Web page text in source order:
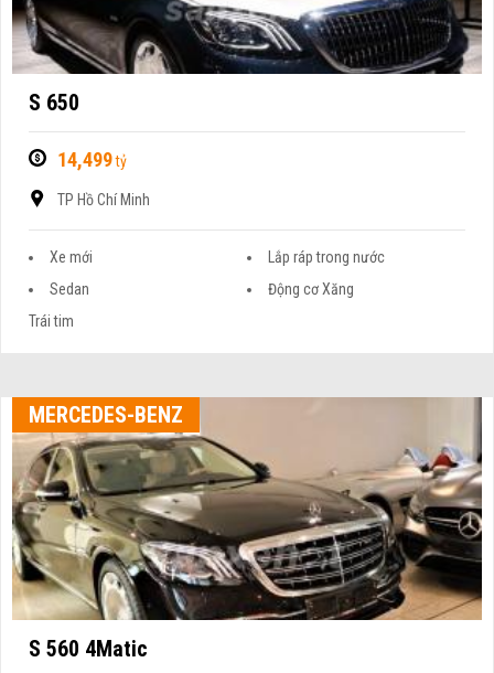
S 650
14,499tỷ
TP Hồ Chí Minh
Xe mới
Lắp ráp trong nước
Sedan
Động cơ Xăng
Trái tim
MERCEDES-BENZ
S 560 4Matic